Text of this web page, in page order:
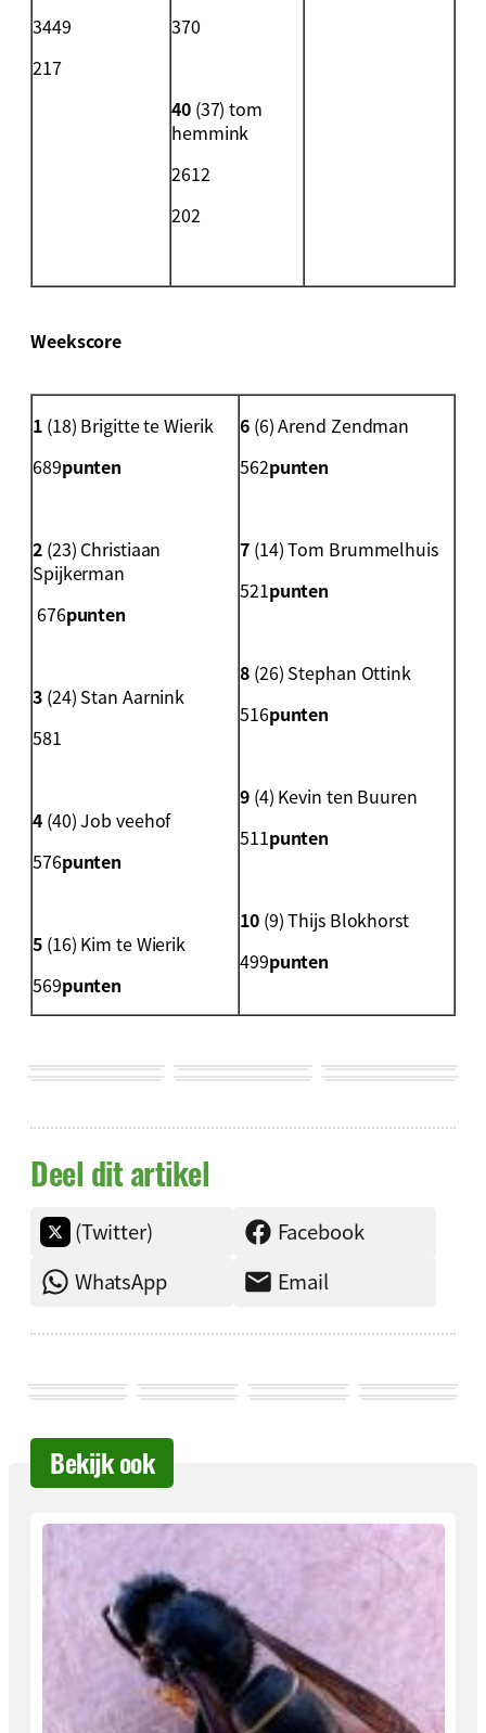
3449
217
370
40(37) tom
hemmink
2612
202
Weekscore
1(18) Brigitte te Wierik
689punten
2(23) Christiaan
Spijkerman
676punten
3(24) Stan Aarnink
581
4(40) Job veehof
576punten
5(16) Kim te Wierik
569punten
6(6) Arend Zendman
562punten
7(14) Tom Brummelhuis
521punten
8(26) Stephan Ottink
516punten
9(4) Kevin ten Buuren
511punten
10(9) Thijs Blokhorst
499punten
Deel dit artikel
(Twitter)
Facebook
WhatsApp
Email
Bekijk ook